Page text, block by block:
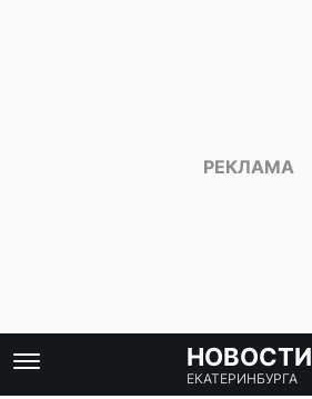
НОВОСТИ
ЕКАТЕРИНБУРГА